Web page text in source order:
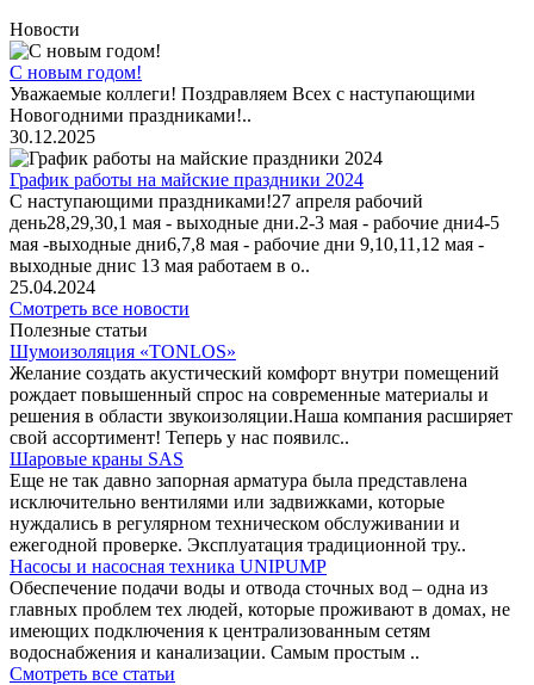
Новости
С новым годом!
Уважаемые коллеги! Поздравляем Всех с наступающими
Новогодними праздниками!..
30.12.2025
График работы на майские праздники 2024
С наступающими праздниками!27 апреля рабочий
день28,29,30,1 мая - выходные дни.2-3 мая - рабочие дни4-5
мая -выходные дни6,7,8 мая - рабочие дни 9,10,11,12 мая -
выходные днис 13 мая работаем в о..
25.04.2024
Смотреть все новости
Полезные статьи
Шумоизоляция «TONLOS»
Желание создать акустический комфорт внутри помещений
рождает повышенный спрос на современные материалы и
решения в области звукоизоляции.Наша компания расширяет
свой ассортимент! Теперь у нас появилс..
Шаровые краны SAS
Еще не так давно запорная арматура была представлена
исключительно вентилями или задвижками, которые
нуждались в регулярном техническом обслуживании и
ежегодной проверке. Эксплуатация традиционной тру..
Насосы и насосная техника UNIPUMP
Обеспечение подачи воды и отвода сточных вод – одна из
главных проблем тех людей, которые проживают в домах, не
имеющих подключения к централизованным сетям
водоснабжения и канализации. Самым простым ..
Смотреть все статьи